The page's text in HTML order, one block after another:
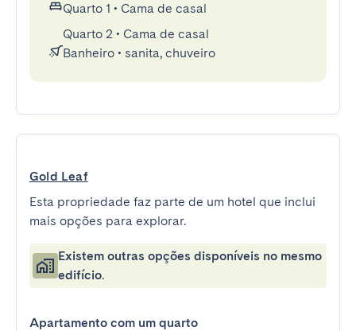
Quarto 1 • Cama de casal
Quarto 2 • Cama de casal
Banheiro • sanita, chuveiro
Gold Leaf
Esta propriedade faz parte de um hotel que inclui
mais opções para explorar.
Existem outras opções disponíveis no mesmo
edifício.
Apartamento com um quarto